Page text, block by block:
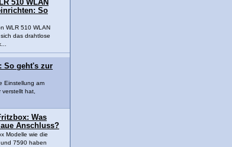
510 WLAN
So
WLR 510 WLAN
das drahtlose
So geht's zur
Einstellung am
verstellt hat,
Was
Anschluss?
Modelle wie die
7590 haben